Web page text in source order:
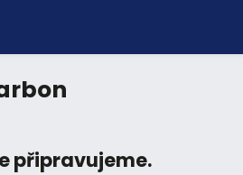
připravujeme.